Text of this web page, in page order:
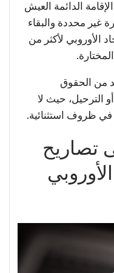
الدائمة العيش
غير محددة والبقاء
الأوروبي لأكثر من
من الحقوق
الترحيل، حيث لا
في ظروف استثنائية.
تصاريح